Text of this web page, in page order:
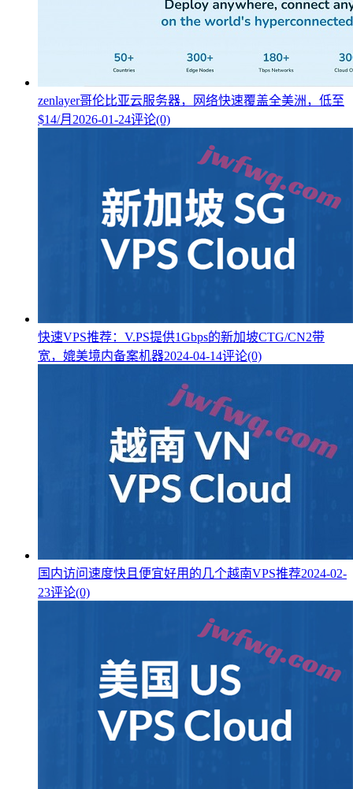
zenlayer哥伦比亚云服务器，网络快速覆盖全美洲，低至
$14/月 2026-01-24评论(0)
快速VPS推荐：V.PS提供1Gbps的新加坡CTG/CN2带
宽，媲美境内备案机器2024-04-14评论(0)
国内访问速度快且便宜好用的几个越南VPS推荐2024-02-
23评论(0)